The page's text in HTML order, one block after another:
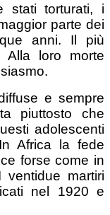
stati torturati, i
parte dei
anni. Il più
Alla loro morte
e sempre
piuttosto che
adolescenti
Africa la fede
forse come in
ventidue martiri
nel 1920 e